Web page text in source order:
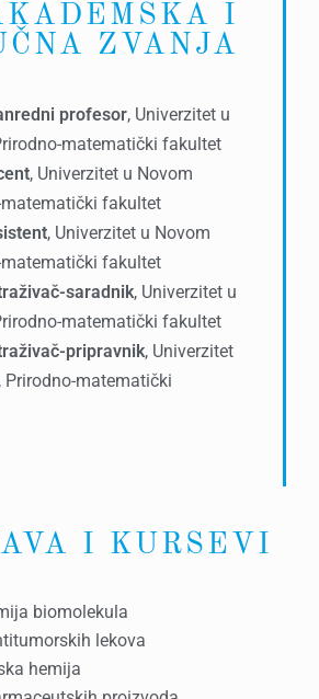
I
ZVANJA
profesor, Univerzitet u
matematički fakultet
, Univerzitet u Novom
fakultet
, Univerzitet u Novom
fakultet
saradnik, Univerzitet u
matematički fakultet
pripravnik, Univerzitet
Prirodno-matematički
I KURSEVI
biomolekula
lekova
hemija